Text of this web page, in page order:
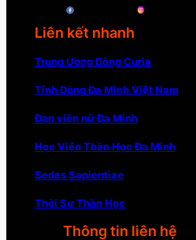
Liên kết nhanh
Trung Ương Dòng Curia
Tỉnh Dòng Đa Minh Việt Nam
Đan viện nữ Đa Minh
Học Viện Thần Học Đa Minh
Sedes Sapientiae
Thời Sự Thần Học
Thông tin liên hệ